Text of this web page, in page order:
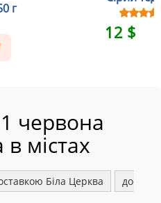
г
12 $
червона
містах
Біла Церква